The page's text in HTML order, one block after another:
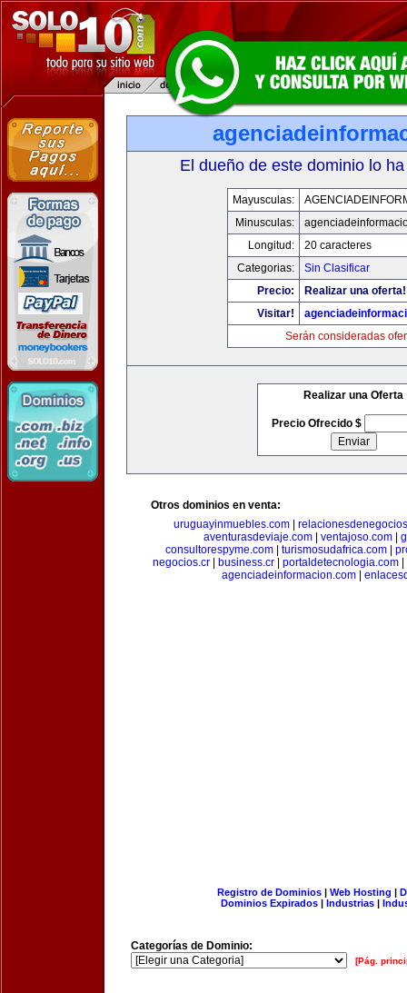
El dueño de este dominio lo
Mayusculas:
Minusculas:
Longitud:
20 caracteres
Categorias:
Sin Clasificar
Precio:
Realizar una oferta!
Visitar!
Serán consideradas
Realizar una Oferta
Precio Ofrecido $
Otros dominios en venta:
uruguayinmuebles.com|
aventurasdeviaje.com| ventajoso.com|
consultorespyme.com| turismosudafrica.com|
negocios.cr
business.cr portaldetecnologia.com
agenciadeinformacion.com
Registro de Dominios| Web Hosting |
Dominios Expirados | Industrias |
Categorías de Dominio:
[Pág.